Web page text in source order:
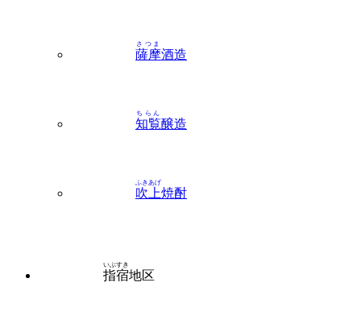
薩摩
さつま
酒造
知覧
ちらん
醸造
吹上
ふきあげ
焼酎
指宿
いぶすき
地区